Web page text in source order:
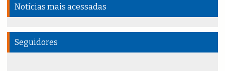
Notícias mais acessadas
Seguidores